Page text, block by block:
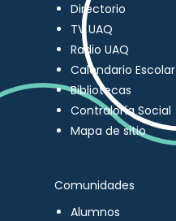
Directorio
TV UAQ
Radio UAQ
Calendario Escolar
Bibliotecas
Contraloría Social
Mapa de sitio
Comunidades
Alumnos